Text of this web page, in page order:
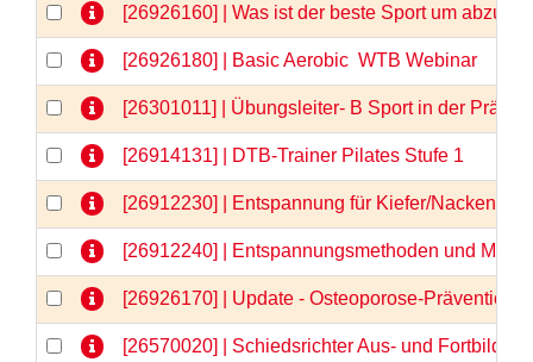
[26926160] | Was ist der beste Sport um
[26926180] | Basic Aerobic  WTB Webinar
[26301011] | Übungsleiter- B Sport in der
[26914131] | DTB-Trainer Pilates Stufe 1
[26912230] | Entspannung für Kiefer/Nacken/
[26912240] | Entspannungsmethoden und
[26926170] | Update - Osteoporose-Prävention
[26570020] | Schiedsrichter Aus- und